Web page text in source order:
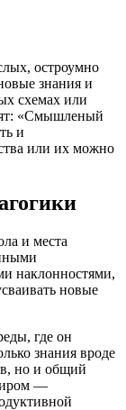
остроумно
знания и
схемах или
«Смышленый
и
или их можно
и места
наклонностями,
новые
где он
знания вроде
но и общий
—